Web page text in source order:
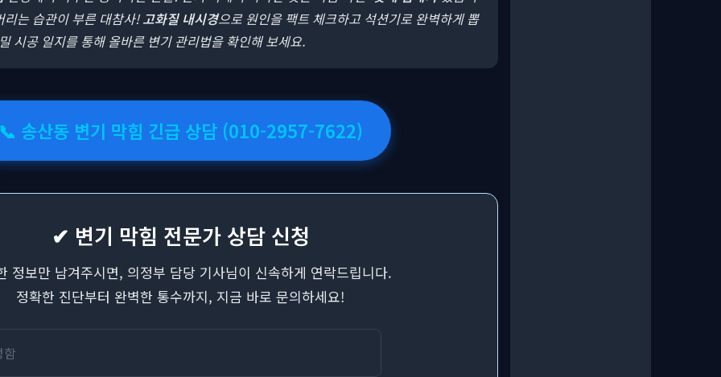
는 습관이 부른 대참사!고화질 내시경으로 원인을 팩트 체크하고 석션기로 완벽하게 뽑
시공 일지를 통해 올바른 변기 관리법을 확인해 보세요.
송산동 변기 막힘 긴급 상담 (010-2957-7622)
✔ 변기 막힘 전문가 상담 신청
정보만 남겨주시면, 의정부 담당 기사님이 신속하게 연락드립니다.
정확한 진단부터 완벽한 통수까지, 지금 바로 문의하세요!